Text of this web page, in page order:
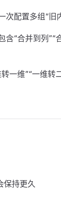
次配置多组“
含“合并到列
一维”“一维
保持更久